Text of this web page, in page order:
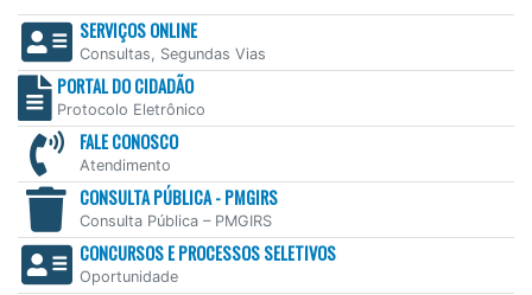
SERVIÇOS ONLINE
Consultas, Segundas Vias
PORTAL DO CIDADÃO
Protocolo Eletrônico
FALE CONOSCO
Atendimento
CONSULTA PÚBLICA - PMGIRS
Consulta Pública – PMGIRS
CONCURSOS E PROCESSOS SELETIVOS
Oportunidade